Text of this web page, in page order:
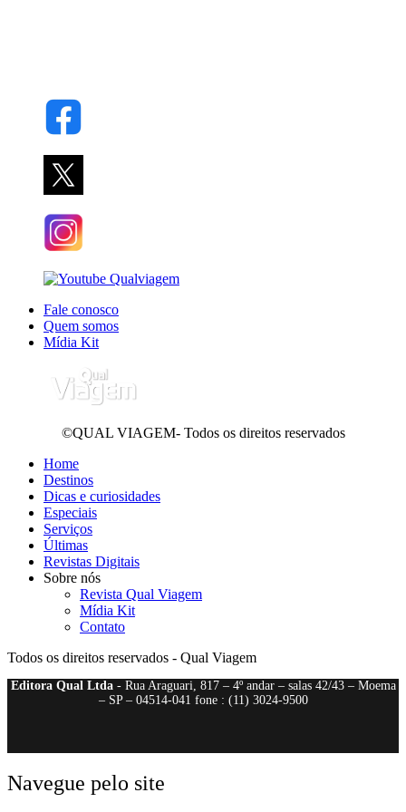
Fale conosco
Quem somos
Mídia Kit
©QUAL VIAGEM- Todos os direitos reservados
Home
Destinos
Dicas e curiosidades
Especiais
Serviços
Últimas
Revistas Digitais
Sobre nós
Revista Qual Viagem
Mídia Kit
Contato
Todos os direitos reservados - Qual Viagem
Editora Qual Ltda- Rua Araguari, 817 – 4º andar – salas 42/43 – Moema
– SP – 04514-041 fone : (11) 3024-9500
Navegue pelo site